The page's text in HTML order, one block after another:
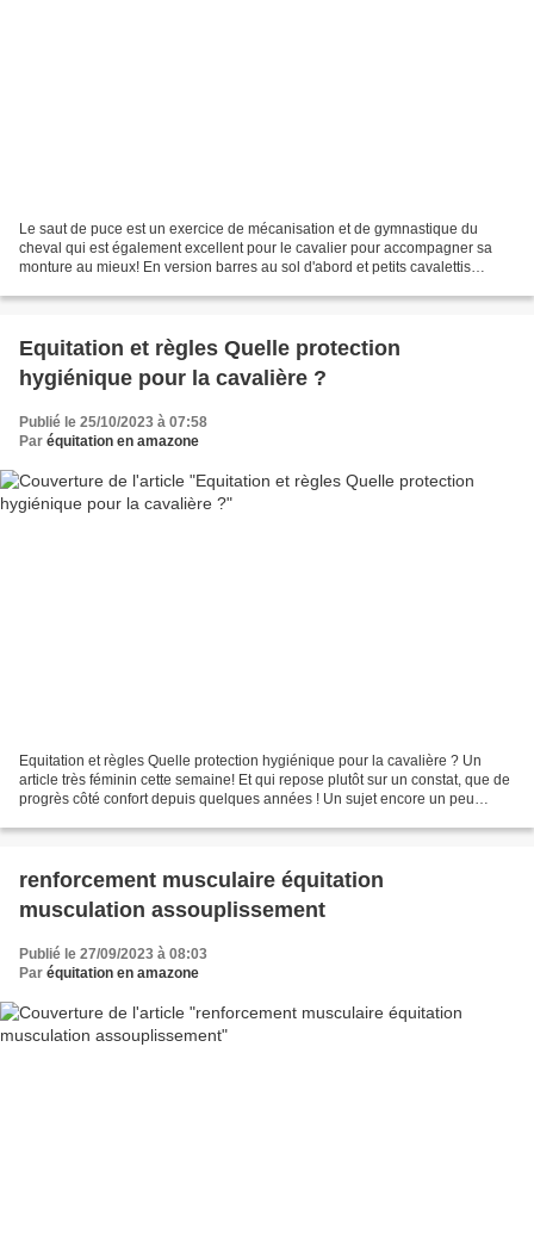
Le saut de puce est un exercice de mécanisation et de gymnastique du
cheval qui est également excellent pour le cavalier pour accompagner sa
monture au mieux! En version barres au sol d'abord et petits cavalettis
Equitation et règles Quelle protection
hygiénique pour la cavalière ?
Publié le 25/10/2023 à 07:58
Par équitation en amazone
Equitation et règles Quelle protection hygiénique pour la cavalière ? Un
article très féminin cette semaine! Et qui repose plutôt sur un constat, que de
progrès côté confort depuis quelques années ! Un sujet encore un peu
renforcement musculaire équitation
musculation assouplissement
Publié le 27/09/2023 à 08:03
Par équitation en amazone